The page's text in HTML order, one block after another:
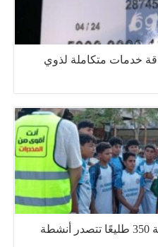
تسلم 861 بطاقة خدمات متكاملة لذوي
ورش مكافحة الإدمان بمشاركة 350 طليعًا تتصدر أنشطة